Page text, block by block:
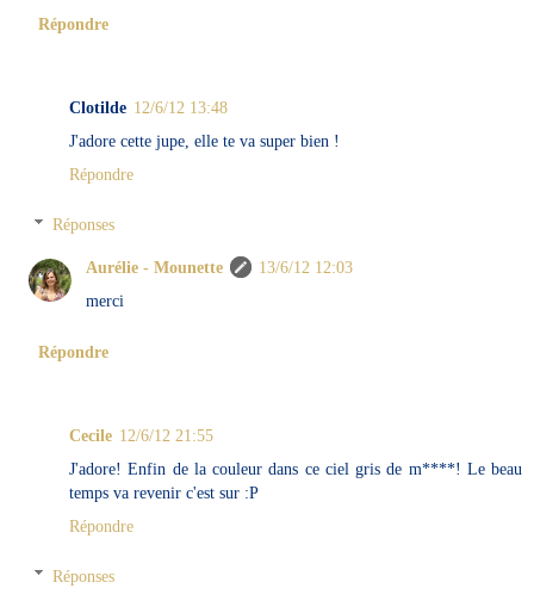
Répondre
Clotilde 12/6/12 13:48
J'adore cette jupe, elle te va super bien !
Répondre
Réponses
Aurélie - Mounette
13/6/12 12:03
merci
Répondre
Cecile 12/6/12 21:55
J'adore! Enfin de la couleur dans ce ciel gris de m****! Le beau
temps va revenir c'est sur :P
Répondre
Réponses